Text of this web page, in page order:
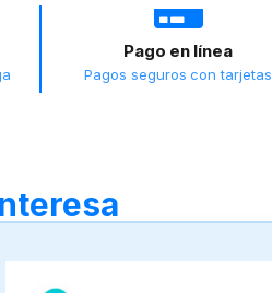
Pago en línea
Pagos seguros con tarjetas